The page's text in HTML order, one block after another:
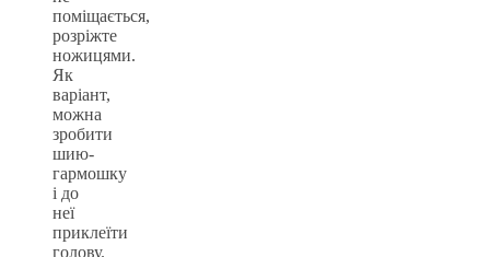
поміщається,
розріжте
ножицями.
Як
варіант,
можна
зробити
шию-
гармошку
і до
неї
приклеїти
голову.